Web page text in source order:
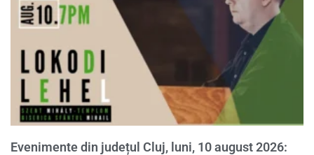
Evenimente din județul Cluj, luni, 10 august 2026: